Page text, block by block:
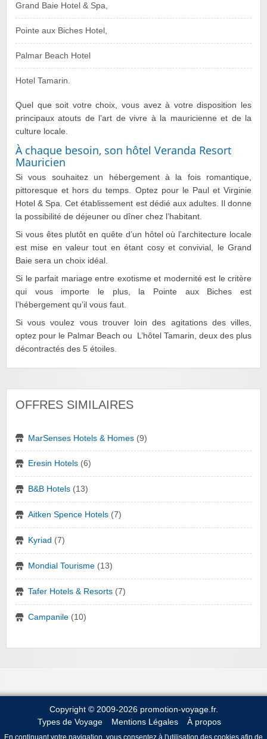
Grand Baie Hotel & Spa,
Pointe aux Biches Hotel,
Palmar Beach Hotel
Hotel Tamarin.
Quel que soit votre choix, vous avez à votre disposition les
principaux atouts de l’art de vivre à la mauricienne et de la
culture locale.
À chaque besoin, son hôtel Veranda Resort
Mauricien
Si vous souhaitez un hébergement à la fois romantique,
pittoresque et hors du temps. Optez pour le Paul et Virginie
Hotel & Spa. Cet établissement est dédié aux adultes. Il donne
la possibilité de déjeuner ou dîner chez l’habitant.
Si vous êtes plutôt en quête d’un hôtel où l’architecture locale
est mise en valeur tout en étant cosy et convivial, le Grand
Baie sera un choix idéal.
Si le parfait mariage entre exotisme et modernité est le critère
qui vous importe le plus, la Pointe aux Biches est
l’hébergement qu’il vous faut.
Si vous voulez vous trouver loin des agitations des villes,
optez pour le Palmar Beach ou L’hôtel Tamarin, deux des plus
décontractés des 5 étoiles.
OFFRES SIMILAIRES
MarSenses Hotels & Homes (9)
Eresin Hotels (6)
B&B Hotels (13)
Aitken Spence Hotels (7)
Kyriad (7)
Mondial Tourisme (13)
Tafer Hotels & Resorts (7)
Campanile (10)
Copyright © 2009-2026 promotion-voyage.fr.
Types de Voyage
Mentions Légales À propos
En continuant votre navigation, vous consentez à l'utilisation des cookies afin de